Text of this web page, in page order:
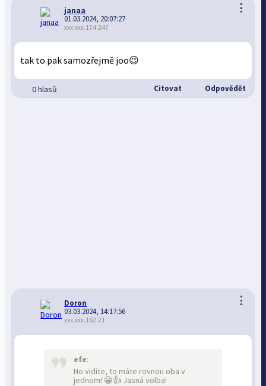
⋮
janaa
01.03.2024, 20:07:27
xxx.xxx.174.247
tak to pak samozřejmě joo😉
0 hlasů Citovat Odpovědět
⋮
Doron
03.03.2024, 14:17:56
xxx.xxx.162.21
efe:
No vidite, to máte rovnou oba v
jednom! 😀👍 Jasná volba!